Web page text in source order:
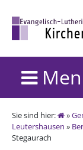
Sie sind hier: »
Leutershausen »
Stegaurach